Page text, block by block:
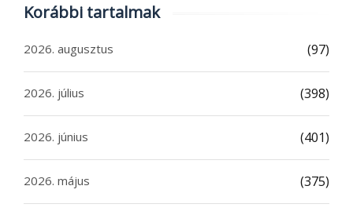
Korábbi tartalmak
2026. augusztus (97)
2026. július (398)
2026. június (401)
2026. május (375)